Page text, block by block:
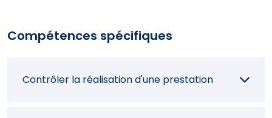
Sélectionner des canaux de
communication
Compétences spécifiques
Contrôler la réalisation d'une prestation